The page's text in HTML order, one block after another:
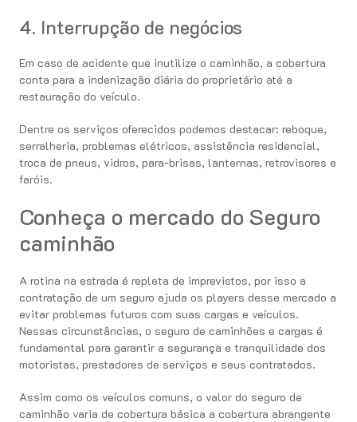
4. Interrupção de negócios
Em caso de acidente que inutilize o caminhão, a cobertura
conta para a indenização diária do proprietário até a
restauração do veículo.
Dentre os serviços oferecidos podemos destacar: reboque,
serralheria, problemas elétricos, assistência residencial,
troca de pneus, vidros, para-brisas, lanternas, retrovisores e
faróis.
Conheça o mercado do Seguro
caminhão
A rotina na estrada é repleta de imprevistos, por isso a
contratação de um seguro ajuda os players desse mercado a
evitar problemas futuros com suas cargas e veículos.
Nessas circunstâncias, o seguro de caminhões e cargas é
fundamental para garantir a segurança e tranquilidade dos
motoristas, prestadores de serviços e seus contratados.
Assim como os veículos comuns, o valor do seguro de
caminhão varia de cobertura básica a cobertura abrangente